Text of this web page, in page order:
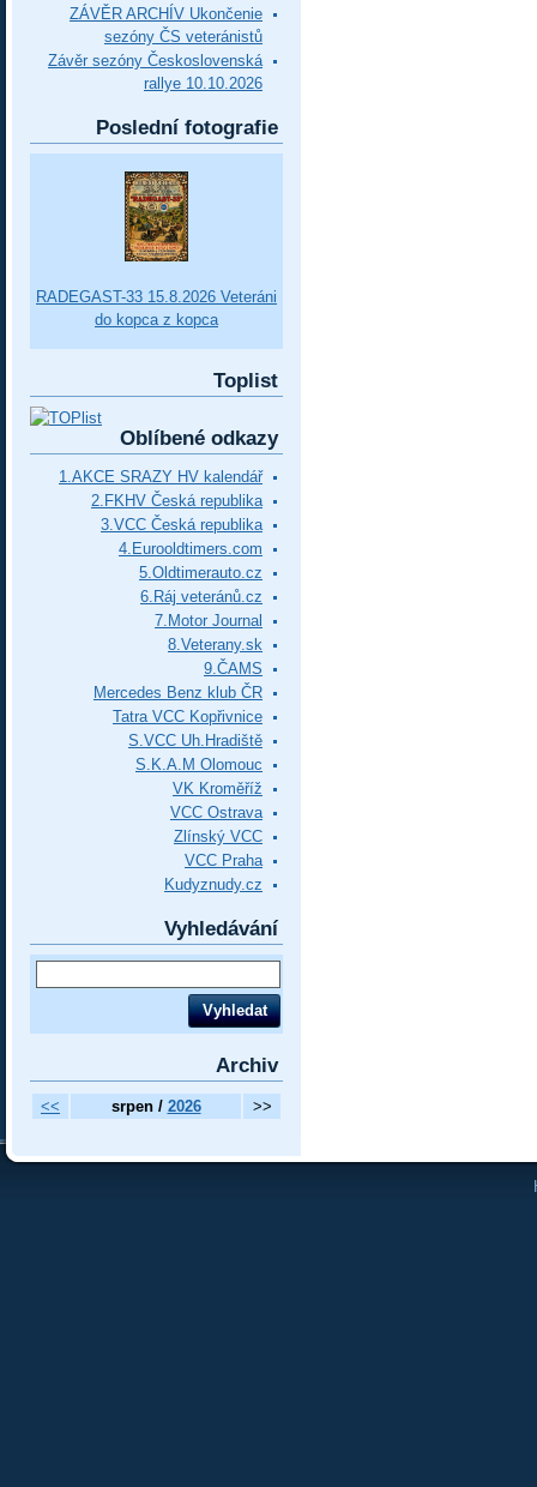
ZÁVĚR ARCHÍV Ukončenie
sezóny ČS veteránistů
Závěr sezóny Československá
rallye 10.10.2026
Poslední fotografie
RADEGAST-33 15.8.2026 Veteráni
do kopca z kopca
Toplist
Oblíbené odkazy
1.AKCE SRAZY HV kalendář
2.FKHV Česká republika
3.VCC Česká republika
4.Eurooldtimers.com
5.Oldtimerauto.cz
6.Ráj veteránů.cz
7.Motor Journal
8.Veterany.sk
9.ČAMS
Mercedes Benz klub ČR
Tatra VCC Kopřivnice
S.VCC Uh.Hradiště
S.K.A.M Olomouc
VK Kroměříž
VCC Ostrava
Zlínský VCC
VCC Praha
Kudyznudy.cz
Vyhledávání
Archiv
<< srpen / 2026 >>